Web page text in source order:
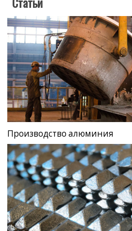
Производство алюминия